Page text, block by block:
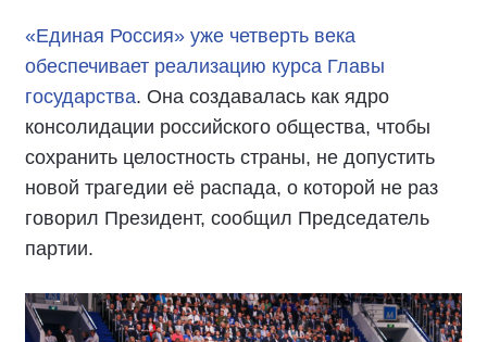
«Единая Россия» уже четверть века
обеспечивает реализацию курса Главы
государства. Она создавалась как ядро
консолидации российского общества, чтобы
сохранить целостность страны, не допустить
новой трагедии её распада, о которой не раз
говорил Президент, сообщил Председатель
партии.